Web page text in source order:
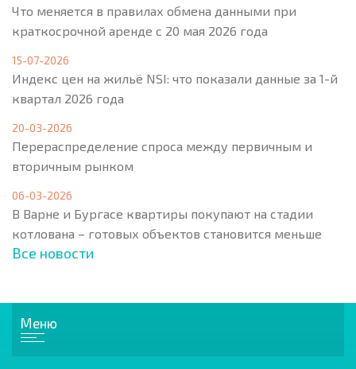
Что меняется в правилах обмена данными при
краткосрочной аренде с 20 мая 2026 года
15-07-2026
Индекс цен на жильё NSI: что показали данные за 1-й
квартал 2026 года
20-03-2026
Перераспределение спроса между первичным и
вторичным рынком
06-03-2026
В Варне и Бургасе квартиры покупают на стадии
котлована – готовых объектов становится меньше
Все новости
Меню